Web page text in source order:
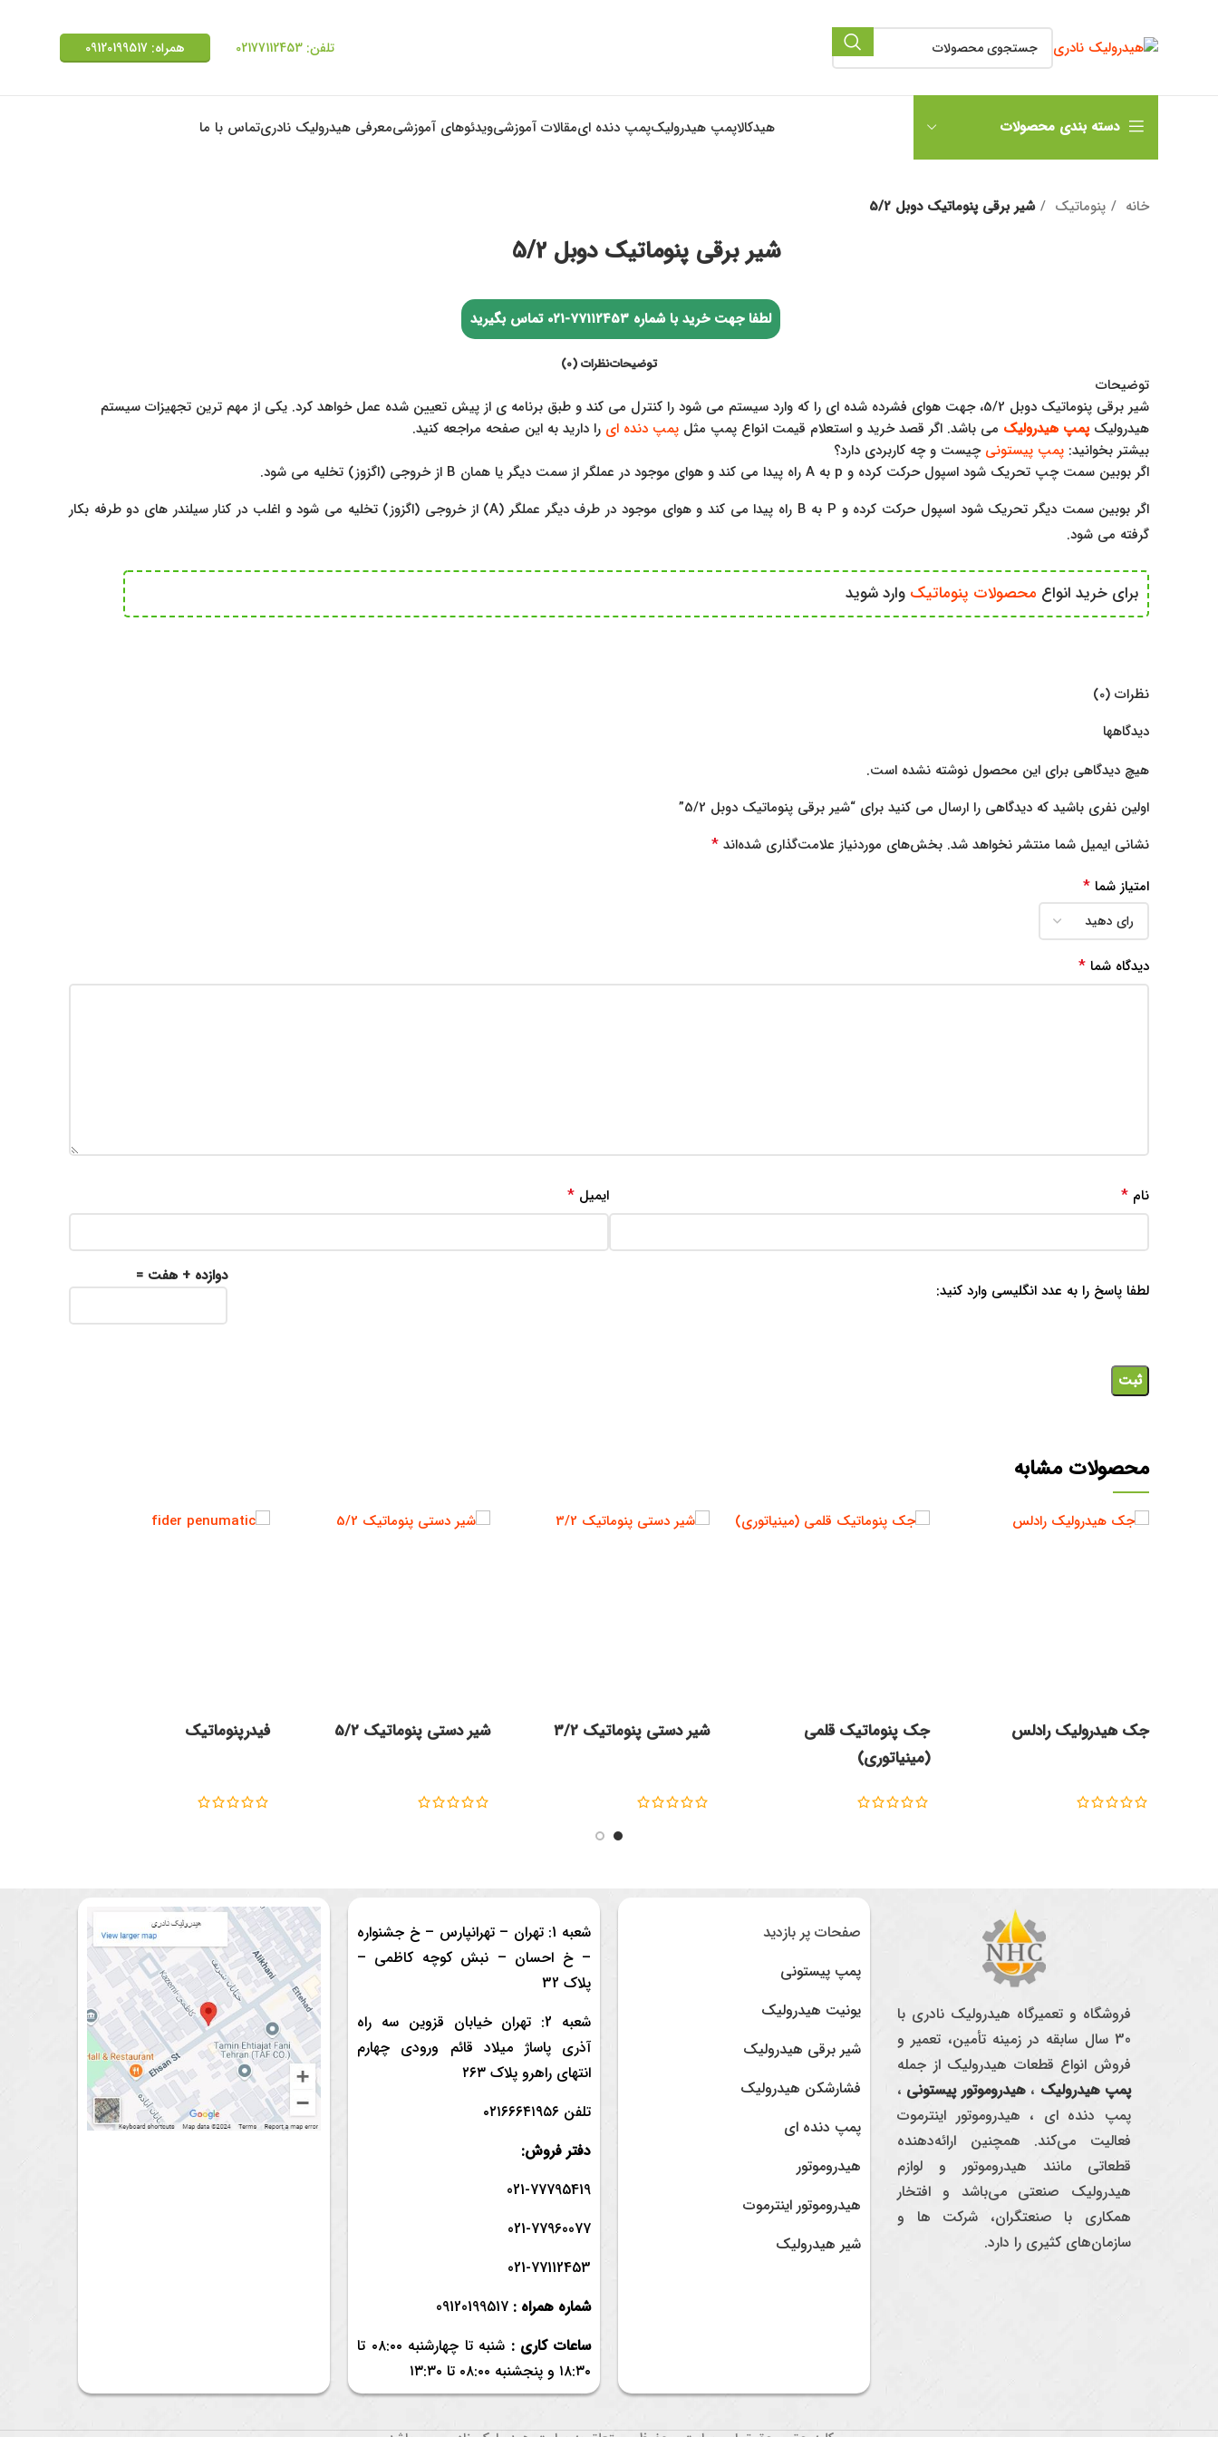
تلفن: 02177112453 همراه: 09120199517
دسته بندی محصولات هیدکالاپمپ هیدرولیکپمپ دنده ایمقالات آموزشیویدئوهای آموزشیمعرفی هیدرولیک نادریتماس با ما
خانه پنوماتیک شیر برقی پنوماتیک دوبل 5/2
شیر برقی پنوماتیک دوبل 5/2
لطفا جهت خرید با شماره77112453-021 تماس بگیرید
توضیحاتنظرات (0)
توضیحات
شیر برقی پنوماتیک دوبل 5/2، جهت هوای فشرده شده ای را که وارد سیستم می شود را کنترل می کند و طبق برنامه ی از پیش تعیین شده عمل خواهد کرد. یکی از مهم ترین تجهیزات سیستم
هیدرولیکپمپ هیدرولیک می باشد. اگر قصد خرید و استعلام قیمت انواع پمپ مثل پمپ دنده ای را دارید به این صفحه مراجعه کنید.
بیشتر بخوانید: پمپ پیستونی چیست و چه کاربردی دارد؟
اگر بوبین سمت چپ تحریک شود اسپول حرکت کرده و p به A راه پیدا می کند و هوای موجود در عملگر از سمت دیگر یا همان B از خروجی (اگزوز) تخلیه می شود.
اگر بوبین سمت دیگر تحریک شود اسپول حرکت کرده و P به B راه پیدا می کند و هوای موجود در طرف دیگر عملگر (A) از خروجی (اگزوز) تخلیه می شود و اغلب در کنار سیلندر های دو طرفه بکار
گرفته می شود.
برای خرید انواع محصولات پنوماتیک وارد شوید
نظرات (0)
دیدگاهها
هیچ دیدگاهی برای این محصول نوشته نشده است.
اولین نفری باشید که دیدگاهی را ارسال می کنید برای “شیر برقی پنوماتیک دوبل 5/2”
نشانی ایمیل شما منتشر نخواهد شد. بخش‌های موردنیاز علامت‌گذاری شده‌اند *
امتیاز شما *
دیدگاه شما *
نام * ایمیل *
لطفا پاسخ را به عدد انگلیسی وارد کنید:
دوازده + هفت =
محصولات مشابه
جک هیدرولیک رادلس
جک پنوماتیک قلمی
(مینیاتوری)
شیر دستی پنوماتیک 3/2 شیر دستی پنوماتیک 5/2
فیدرپنوماتیک
فروشگاه و تعمیرگاه هیدرولیک نادری با
30 سال سابقه در زمینه تأمین، تعمیر و
فروش انواع قطعات هیدرولیک از جمله
پمپ هیدرولیک ،هیدروموتور پیستونی ،
پمپ دنده ای ، هیدروموتور اینترموت
فعالیت می‌کند. همچنین ارائه‌دهنده
قطعاتی مانند هیدروموتور و لوازم
هیدرولیک صنعتی می‌باشد و افتخار
همکاری با صنعتگران، شرکت ها و
سازمان‌های کثیری را دارد.
صفحات پر بازدید
پمپ پیستونی
یونیت هیدرولیک
شیر برقی هیدرولیک
فشارشکن هیدرولیک
پمپ دنده ای
هیدروموتور
هیدروموتور اینترموت
شیر هیدرولیک
شعبه 1: تهران – تهرانپارس – خ جشنواره
– خ احسان – نبش کوچه کاظمی –
پلاک 32
شعبه 2: تهران خیابان قزوین سه راه
آذری پاساژ میلاد قائم ورودی چهارم
انتهای راهرو پلاک ۲۶۳
تلفن ۰۲۱۶۶۶۴۱۹۵۶
دفتر فروش:
021-77795419
021-77960077
021-77112453
شماره همراه : 09120199517
ساعات کاری :
شنبه تا چهارشنبه ۰۸:۰۰ تا
۱۸:۳۰ و
پنجشنبه ۰۸:۰۰ تا ۱۳:۳۰